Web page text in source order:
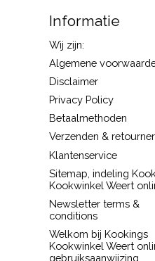
Informatie
Wij zijn:
Algemene
Disclaimer
Privacy Policy
Betaalmethoden
Verzenden &
Klantenservice
Sitemap, indeling
Kookwinkel Weert
Newsletter terms &
conditions
Welkom bij Kookings
Kookwinkel Weert
gebruiksaanwijzing